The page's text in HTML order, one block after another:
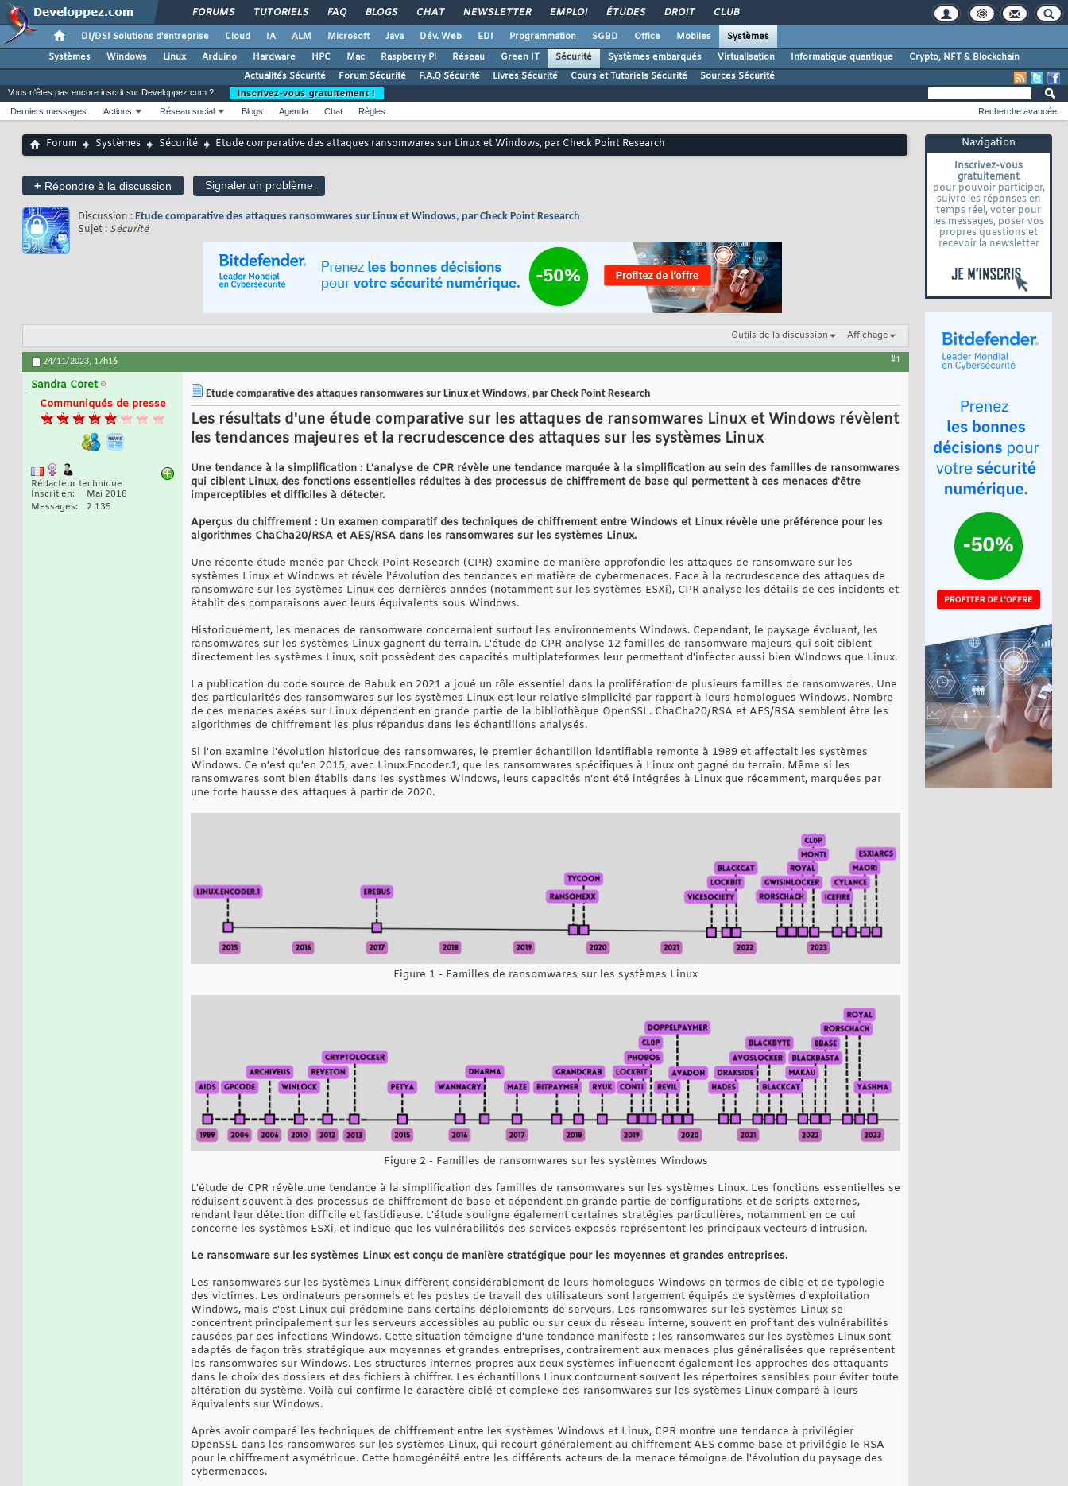
FORUMS TUTORIELS FAQ BLOGS CHAT NEWSLETTER EMPLOI ÉTUDES DROIT CLUB
DI/DSI Solutions d'entreprise Cloud IA ALM Microsoft Java Dév. Web EDI Programmation SGBD Office Mobiles
Systèmes
Systèmes
Windows Linux Arduino Hardware HPC Mac Raspberry Pi Réseau Green IT Sécurité Systèmes embarqués Virtualisation Informatique quantique
Crypto, NFT & Blockchain
Actualités Sécurité
Forum Sécurité F.A.Q Sécurité Livres Sécurité Cours et Tutoriels Sécurité Sources Sécurité
Navigation
Inscrivez-vous
gratuitement
pour pouvoir participer,
suivre les réponses en
temps réel, voter pour
les messages, poser vos
propres questions et
recevoir la newsletter
Vous n'êtes pas encore inscrit sur Developpez.com ?
Inscrivez-vous gratuitement !
Derniers messages
Actions Réseau social Blogs Agenda Chat Règles Recherche avancée
Forum Systèmes Sécurité Etude comparative des attaques ransomwares sur Linux et Windows, par Check Point Research
+ Répondre à la discussion Signaler un problème
Discussion : Etude comparative des attaques ransomwares sur Linux et Windows, par Check Point Research
Sujet : Sécurité
Outils de la discussion Affichage
24/11/2023, 17h16 #1
Sandra Coret
Communiqués de presse
Rédacteur technique
Inscrit en
Mai 2018
Messages
2 135
Etude comparative des attaques ransomwares sur Linux et Windows, par Check Point Research
Les résultats d'une étude comparative sur les attaques de ransomwares Linux et Windows révèlent
les tendances majeures et la recrudescence des attaques sur les systèmes Linux
Une tendance à la simplification : L'analyse de CPR révèle une tendance marquée à la simplification au sein des familles de ransomwares
qui ciblent Linux, des fonctions essentielles réduites à des processus de chiffrement de base qui permettent à ces menaces d'être
imperceptibles et difficiles à détecter.
Aperçus du chiffrement : Un examen comparatif des techniques de chiffrement entre Windows et Linux révèle une préférence pour les
algorithmes ChaCha20/RSA et AES/RSA dans les ransomwares sur les systèmes Linux.
Une récente étude menée par Check Point Research (CPR) examine de manière approfondie les attaques de ransomware sur les
systèmes Linux et Windows et révèle l'évolution des tendances en matière de cybermenaces. Face à la recrudescence des attaques de
ransomware sur les systèmes Linux ces dernières années (notamment sur les systèmes ESXi), CPR analyse les détails de ces incidents et
établit des comparaisons avec leurs équivalents sous Windows.
Historiquement, les menaces de ransomware concernaient surtout les environnements Windows. Cependant, le paysage évoluant, les
ransomwares sur les systèmes Linux gagnent du terrain. L'étude de CPR analyse 12 familles de ransomware majeurs qui soit ciblent
directement les systèmes Linux, soit possèdent des capacités multiplateformes leur permettant d'infecter aussi bien Windows que Linux.
La publication du code source de Babuk en 2021 a joué un rôle essentiel dans la prolifération de plusieurs familles de ransomwares. Une
des particularités des ransomwares sur les systèmes Linux est leur relative simplicité par rapport à leurs homologues Windows. Nombre
de ces menaces axées sur Linux dépendent en grande partie de la bibliothèque OpenSSL. ChaCha20/RSA et AES/RSA semblent être les
algorithmes de chiffrement les plus répandus dans les échantillons analysés.
Si l'on examine l'évolution historique des ransomwares, le premier échantillon identifiable remonte à 1989 et affectait les systèmes
Windows. Ce n'est qu'en 2015, avec Linux.Encoder.1, que les ransomwares spécifiques à Linux ont gagné du terrain. Même si les
ransomwares sont bien établis dans les systèmes Windows, leurs capacités n'ont été intégrées à Linux que récemment, marquées par
une forte hausse des attaques à partir de 2020.
Figure 1 - Familles de ransomwares sur les systèmes Linux
Figure 2 - Familles de ransomwares sur les systèmes Windows
L'étude de CPR révèle une tendance à la simplification des familles de ransomwares sur les systèmes Linux. Les fonctions essentielles se
réduisent souvent à des processus de chiffrement de base et dépendent en grande partie de configurations et de scripts externes,
rendant leur détection difficile et fastidieuse. L'étude souligne également certaines stratégies particulières, notamment en ce qui
concerne les systèmes ESXi, et indique que les vulnérabilités des services exposés représentent les principaux vecteurs d'intrusion.
Le ransomware sur les systèmes Linux est conçu de manière stratégique pour les moyennes et grandes entreprises.
Les ransomwares sur les systèmes Linux diffèrent considérablement de leurs homologues Windows en termes de cible et de typologie
des victimes. Les ordinateurs personnels et les postes de travail des utilisateurs sont largement équipés de systèmes d'exploitation
Windows, mais c'est Linux qui prédomine dans certains déploiements de serveurs. Les ransomwares sur les systèmes Linux se
concentrent principalement sur les serveurs accessibles au public ou sur ceux du réseau interne, souvent en profitant des vulnérabilités
causées par des infections Windows. Cette situation témoigne d'une tendance manifeste : les ransomwares sur les systèmes Linux sont
adaptés de façon très stratégique aux moyennes et grandes entreprises, contrairement aux menaces plus généralisées que représentent
les ransomwares sur Windows. Les structures internes propres aux deux systèmes influencent également les approches des attaquants
dans le choix des dossiers et des fichiers à chiffrer. Les échantillons Linux contournent souvent les répertoires sensibles pour éviter toute
altération du système. Voilà qui confirme le caractère ciblé et complexe des ransomwares sur les systèmes Linux comparé à leurs
équivalents sur Windows.
Après avoir comparé les techniques de chiffrement entre les systèmes Windows et Linux, CPR montre une tendance à privilégier
OpenSSL dans les ransomwares sur les systèmes Linux, qui recourt généralement au chiffrement AES comme base et privilégie le RSA
pour le chiffrement asymétrique. Cette homogénéité entre les différents acteurs de la menace témoigne de l'évolution du paysage des
cybermenaces.